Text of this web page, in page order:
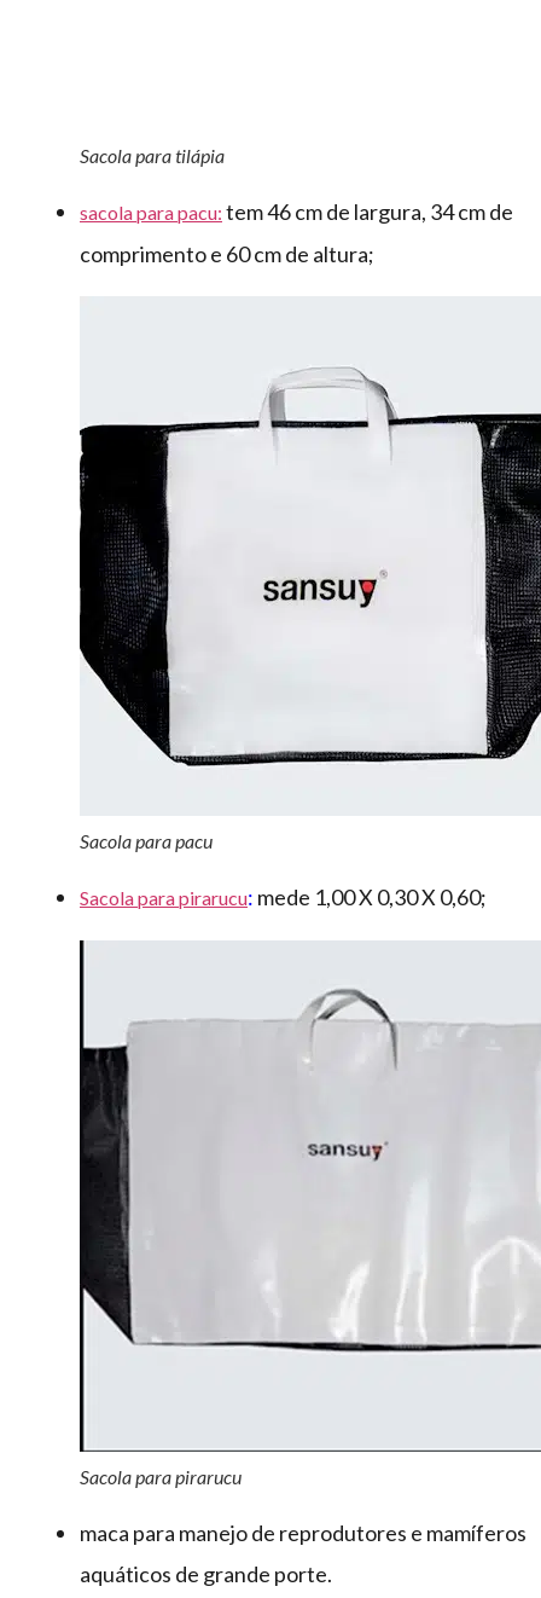
Sacola para tilápia
sacola para pacu: tem 46 cm de largura, 34 cm de
comprimento e 60 cm de altura;
Sacola para pacu
Sacola para pirarucu: mede 1,00 X 0,30 X 0,60;
Sacola para pirarucu
maca para manejo de reprodutores e mamíferos
aquáticos de grande porte.